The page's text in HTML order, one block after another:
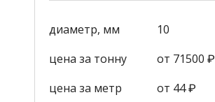
диаметр, мм
10
цена за тонну
от 71500 ₽
цена за метр
от 44₽